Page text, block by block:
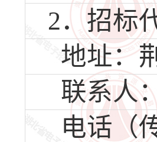
2．招标
地址：
联系人
电话（